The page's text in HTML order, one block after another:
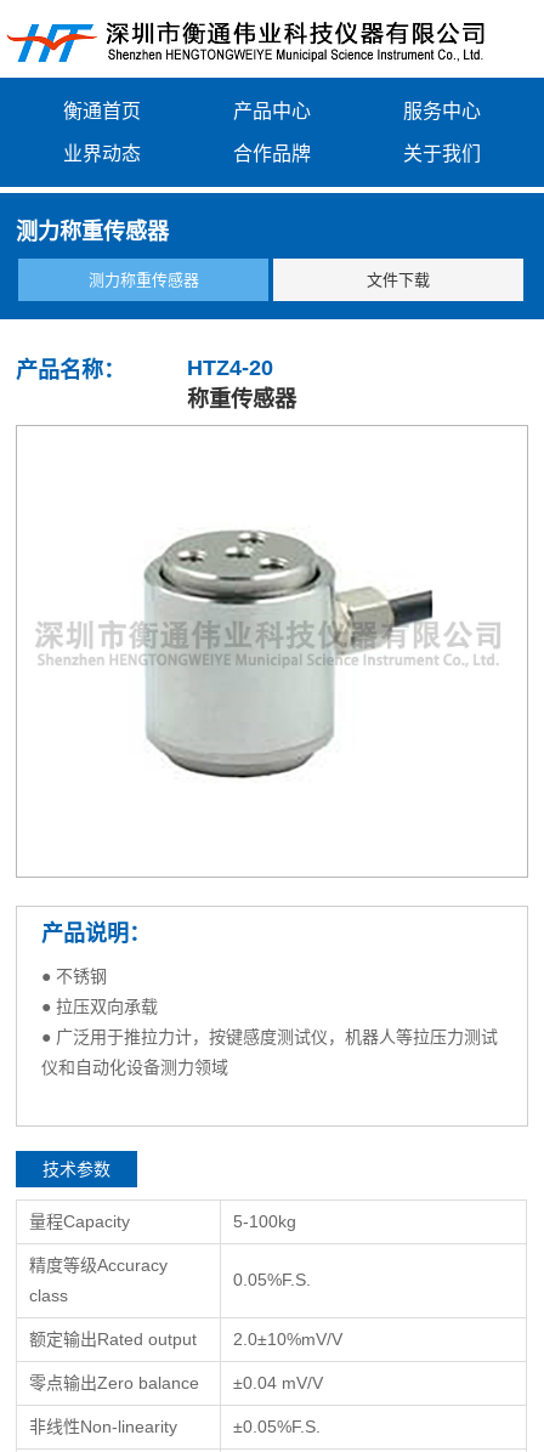
衡通首页 产品中心 服务中心
业界动态 合作品牌 关于我们
测力称重传感器
测力称重传感器 文件下载
产品名称：
HTZ4-20
称重传感器
产品说明：
● 不锈钢
● 拉压双向承载
● 广泛用于推拉力计，按键感度测试仪，机器人等拉压力测试
仪和自动化设备测力领域
技术参数
量程Capacity 5-100kg
精度等级Accuracy
class
0.05%F.S.
额定输出Rated output 2.0±10%mV/V
零点输出Zero balance ±0.04 mV/V
非线性Non-linearity ±0.05%F.S.